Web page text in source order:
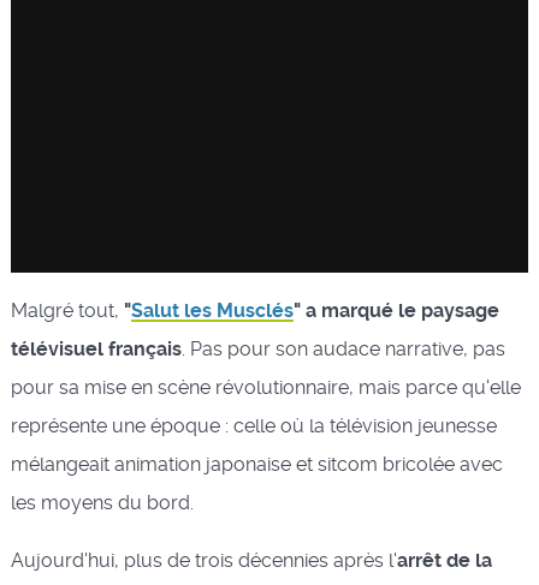
Malgré tout, "Salut les Musclés" a marqué le paysage
télévisuel français. Pas pour son audace narrative, pas
pour sa mise en scène révolutionnaire, mais parce qu'elle
représente une époque : celle où la télévision jeunesse
mélangeait animation japonaise et sitcom bricolée avec
les moyens du bord.
Aujourd'hui, plus de trois décennies après l'arrêt de la